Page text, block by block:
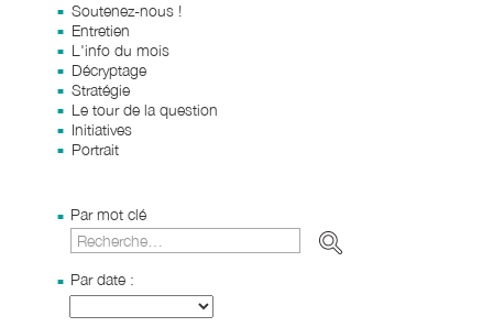
Soutenez-nous !
Entretien
L'info du mois
Décryptage
Stratégie
Le tour de la question
Initiatives
Portrait
Par mot clé
Par date :